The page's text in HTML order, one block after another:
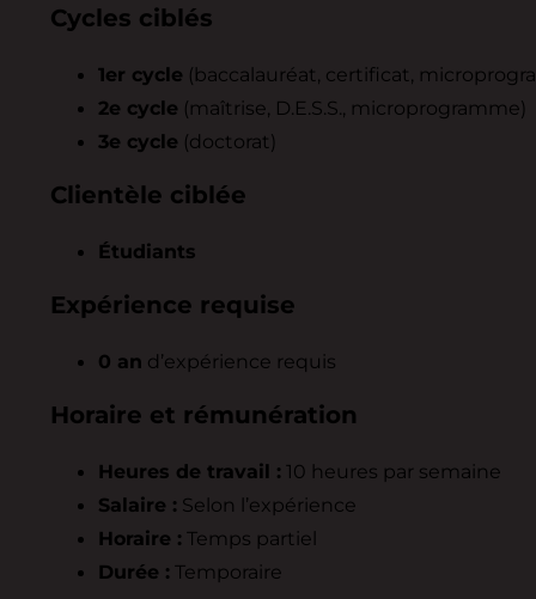
Cycles ciblés
1er cycle (baccalauréat, certificat,
2e cycle (maîtrise, D.E.S.S., microprogramme)
3e cycle (doctorat)
Clientèle ciblée
Étudiants
Expérience requise
0 an d’expérience requis
Horaire et rémunération
Heures de travail : 10 heures par semaine
Salaire : Selon l’expérience
Horaire : Temps partiel
Durée : Temporaire